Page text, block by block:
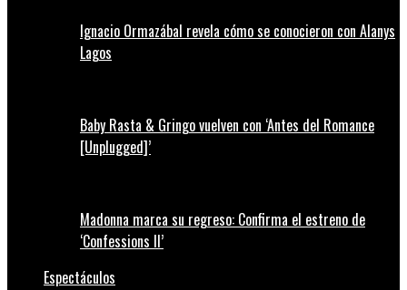
Ignacio Ormazábal revela cómo se conocieron con Alanys
Lagos
Baby Rasta & Gringo vuelven con ‘Antes del Romance
[Unplugged]’
Madonna marca su regreso: Confirma el estreno de
‘Confessions II’
Espectáculos